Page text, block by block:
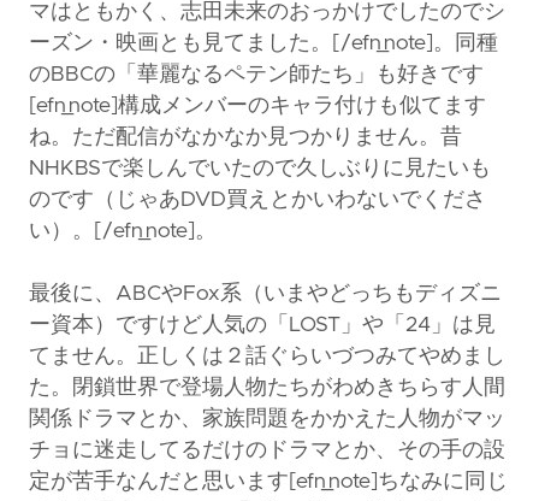
マはともかく、志田未来のおっかけでしたのでシ
ーズン・映画とも見てました。[/efn_note]。同種
のBBCの「華麗なるペテン師たち」も好きです
[efn_note]構成メンバーのキャラ付けも似てます
ね。ただ配信がなかなか見つかりません。昔
NHKBSで楽しんでいたので久しぶりに見たいも
のです（じゃあDVD買えとかいわないでくださ
い）。[/efn_note]。
最後に、ABCやFox系（いまやどっちもディズニ
ー資本）ですけど人気の「LOST」や「24」は見
てません。正しくは２話ぐらいづつみてやめまし
た。閉鎖世界で登場人物たちがわめきちらす人間
関係ドラマとか、家族問題をかかえた人物がマッ
チョに迷走してるだけのドラマとか、その手の設
定が苦手なんだと思います[efn_note]ちなみに同じ